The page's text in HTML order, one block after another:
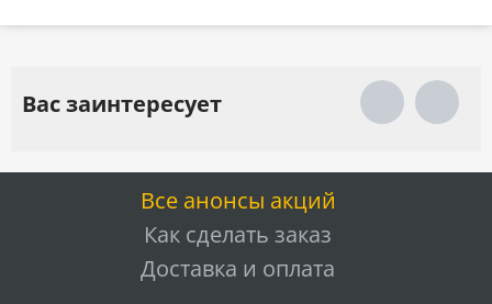
Вас заинтересует
Все анонсы акций
Как сделать заказ
Доставка и оплата